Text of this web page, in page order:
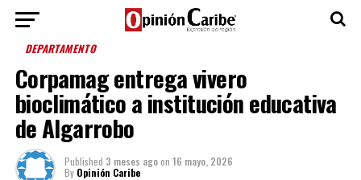
DEPARTAMENTO
Corpamag entrega vivero
bioclimático a institución educativa
de Algarrobo
Published 3 meses agoon 16 mayo, 2026
By Opinión Caribe